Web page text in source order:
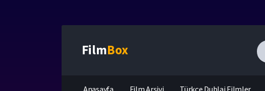
FilmBox
Anasayfa Film Arşivi Türkçe Dublaj Filmler